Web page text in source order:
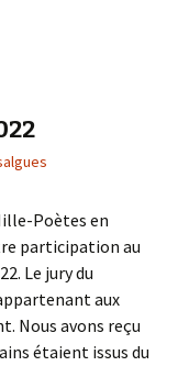
Poètes en
participation au
Le jury du
aux
Nous avons reçu
étaient issus du